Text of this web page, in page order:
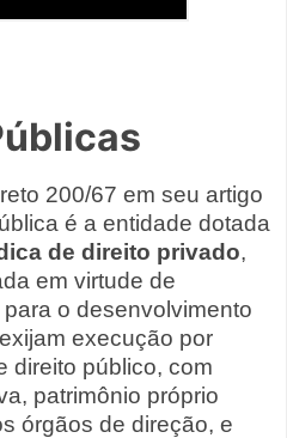
200/67 em seu artigo
é a entidade dotada
de direito privado,
em virtude de
o desenvolvimento
execução por
direito público, com
patrimônio próprio
órgãos de direção, e